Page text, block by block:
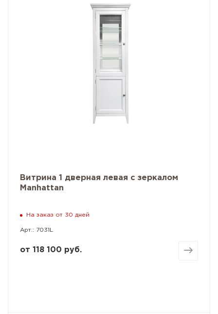
Витрина 1 дверная левая с зеркалом
Manhattan
На заказ от 30 дней
Арт.: 7031L
от 118 100 руб.